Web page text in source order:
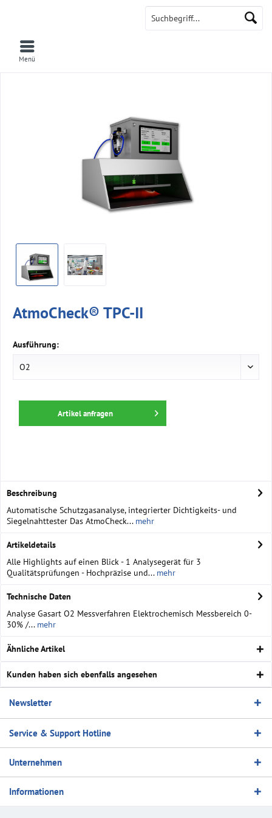
Menü
AtmoCheck® TPC-II
Ausführung:
Artikel anfragen
Beschreibung
Automatische Schutzgasanalyse, integrierter Dichtigkeits- und
Siegelnahttester Das AtmoCheck...mehr
Artikeldetails
Alle Highlights auf einen Blick - 1 Analysegerät für 3
Qualitätsprüfungen - Hochpräzise und...mehr
Technische Daten
Analyse Gasart O2 Messverfahren Elektrochemisch Messbereich 0-
30% /...mehr
Ähnliche Artikel
Kunden haben sich ebenfalls angesehen
Newsletter
Service & Support Hotline
Unternehmen
Informationen